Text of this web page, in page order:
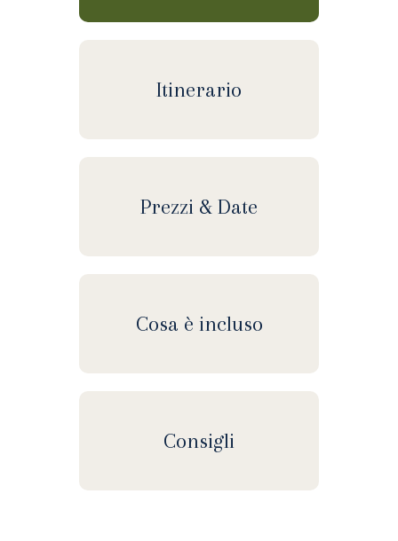
Itinerario
Prezzi & Date
Cosa è incluso
Consigli